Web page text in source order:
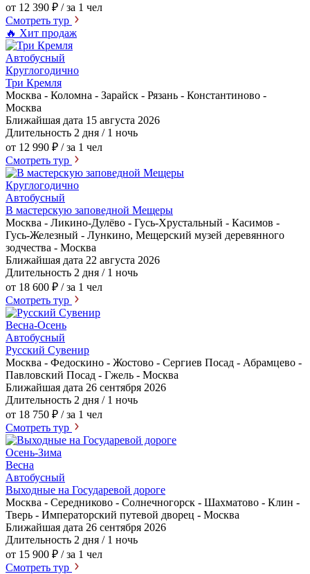
от 12 390 ₽ / за 1 чел
Смотреть тур
🔥 Хит продаж
Автобусный
Круглогодично
Три Кремля
Москва - Коломна - Зарайск - Рязань - Константиново -
Москва
Ближайшая дата 15 августа 2026
Длительность 2 дня / 1 ночь
от 12 990 ₽ / за 1 чел
Смотреть тур
Круглогодично
Автобусный
В мастерскую заповедной Мещеры
Москва - Ликино-Дулёво - Гусь-Хрустальный - Касимов -
Гусь-Железный - Лункино, Мещерский музей деревянного
зодчества - Москва
Ближайшая дата 22 августа 2026
Длительность 2 дня / 1 ночь
от 18 600 ₽ / за 1 чел
Смотреть тур
Весна-Осень
Автобусный
Русский Сувенир
Москва - Федоскино - Жостово - Сергиев Посад - Абрамцево -
Павловский Посад - Гжель - Москва
Ближайшая дата 26 сентября 2026
Длительность 2 дня / 1 ночь
от 18 750 ₽ / за 1 чел
Смотреть тур
Осень-Зима
Весна
Автобусный
Выходные на Государевой дороге
Москва - Середниково - Солнечногорск - Шахматово - Клин -
Тверь - Императорский путевой дворец - Москва
Ближайшая дата 26 сентября 2026
Длительность 2 дня / 1 ночь
от 15 900 ₽ / за 1 чел
Смотреть тур